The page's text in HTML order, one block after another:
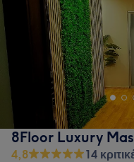
8Floor Luxury
4,8
14